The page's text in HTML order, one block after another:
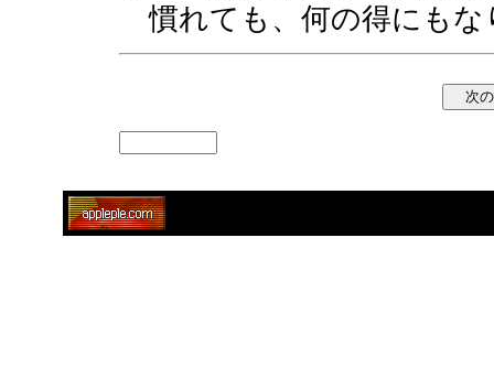
慣れても、何の得にもな